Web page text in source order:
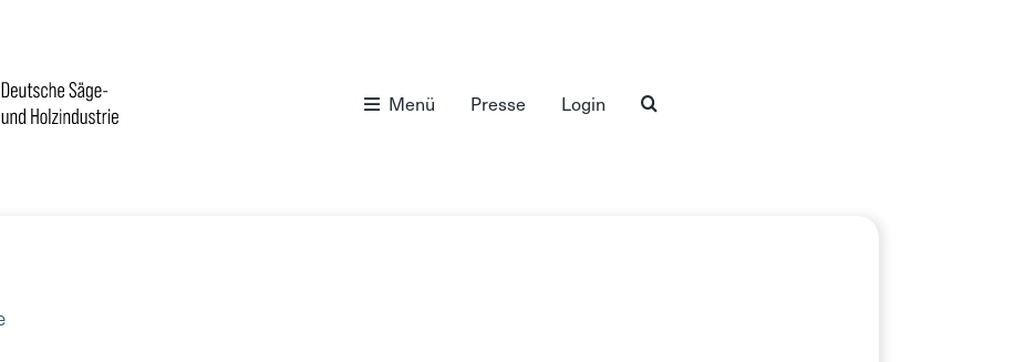
Menü Presse Login